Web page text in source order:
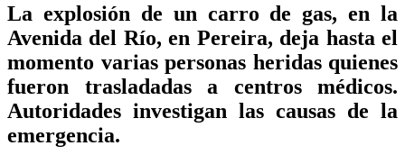
La explosión de un carro de gas, en la
Avenida del Río, en Pereira, deja hasta el
momento varias personas heridas quienes
fueron trasladadas a centros médicos.
Autoridades investigan las causas de la
emergencia.